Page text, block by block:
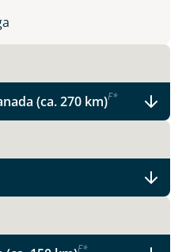
(ca. 270 km)F*
F*